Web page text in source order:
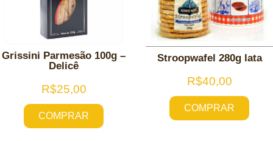
Grissini Parmesão 100g –
Delicê
R$25,00
COMPRAR
Stroopwafel 280g lata
R$40,00
COMPRAR